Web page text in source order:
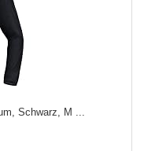
Schwarz, M ...